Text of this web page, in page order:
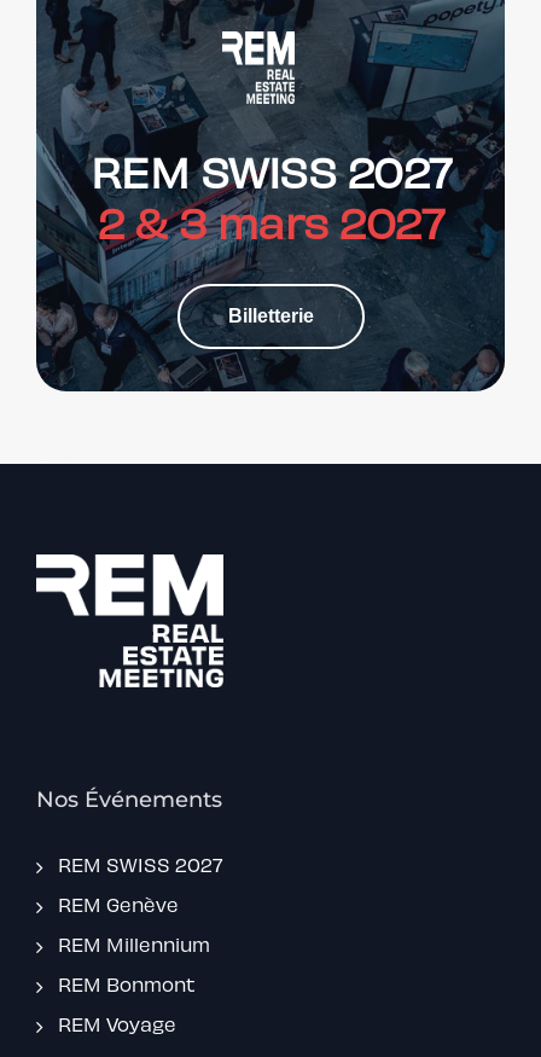
REM SWISS 2027
2 & 3 mars 2027
Billetterie
Nos Événements
REM SWISS 2027
REM Genève
REM Millennium
REM Bonmont
REM Voyage